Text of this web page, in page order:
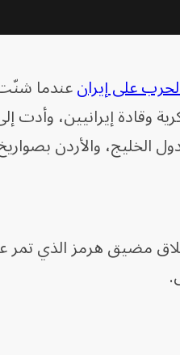
على إيرانعندما
إيرانيين، وأدت
الخليج، والأردن